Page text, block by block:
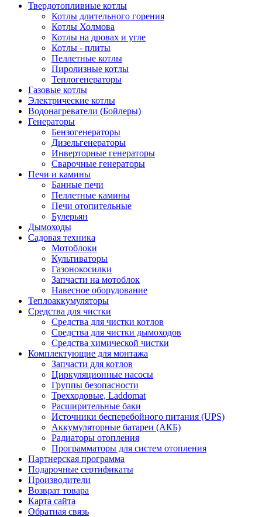
Твердотопливные котлы
Котлы длительного горения
Котлы Холмова
Котлы на дровах и угле
Котлы - плиты
Пеллетные котлы
Пиролизные котлы
Теплогенераторы
Газовые котлы
Электрические котлы
Водонагреватели (Бойлеры)
Генераторы
Бензогенераторы
Дизельгенераторы
Инверторные генераторы
Сварочные генераторы
Печи и камины
Банные печи
Пеллетные камины
Печи отопительные
Булерьян
Дымоходы
Садовая техника
Мотоблоки
Культиваторы
Газонокосилки
Запчасти на мотоблок
Навесное оборудование
Теплоаккумуляторы
Средства для чистки
Средства для чистки котлов
Средства для чистки дымоходов
Средства химической чистки
Комплектующие для монтажа
Запчасти для котлов
Циркуляционные насосы
Группы безопасности
Трехходовые, Laddomat
Расширительные баки
Источники бесперебойного питания (UPS)
Аккумуляторные батареи (АКБ)
Радиаторы отопления
Программаторы для систем отопления
Партнерская программа
Подарочные сертификаты
Производители
Возврат товара
Карта сайта
Обратная связь